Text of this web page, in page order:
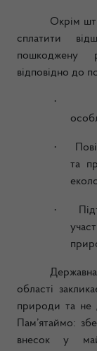
Окрім
сплатити
пошкоджену
відповідно до
·
·
та
·
області
природи та не
Пам’ятаймо:
внесок у